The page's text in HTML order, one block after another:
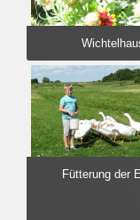
Fütterung der